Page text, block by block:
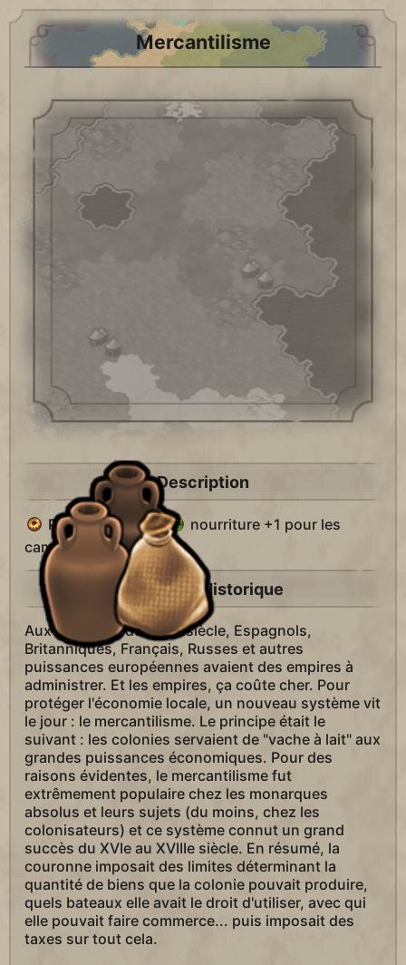
Mercantilisme
Description
Production +1 et
nourriture +1 pour les
camps.
Contexte Historique
Aux alentours du XVIIe siècle, Espagnols,
Britanniques, Français, Russes et autres
puissances européennes avaient des empires à
administrer. Et les empires, ça coûte cher. Pour
protéger l'économie locale, un nouveau système vit
le jour : le mercantilisme. Le principe était le
suivant : les colonies servaient de "vache à lait" aux
grandes puissances économiques. Pour des
raisons évidentes, le mercantilisme fut
extrêmement populaire chez les monarques
absolus et leurs sujets (du moins, chez les
colonisateurs) et ce système connut un grand
succès du XVIe au XVIIIe siècle. En résumé, la
couronne imposait des limites déterminant la
quantité de biens que la colonie pouvait produire,
quels bateaux elle avait le droit d'utiliser, avec qui
elle pouvait faire commerce... puis imposait des
taxes sur tout cela.